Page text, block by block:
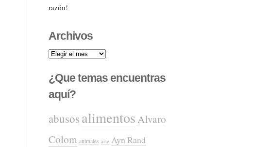
razón!
Archivos
Archivos
¿Que temas encuentras
aquí?
abusos alimentosAlvaro
Colom animales arte Ayn Rand